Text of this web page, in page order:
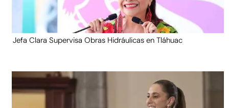
Jefa Clara Supervisa Obras Hidráulicas en Tláhuac